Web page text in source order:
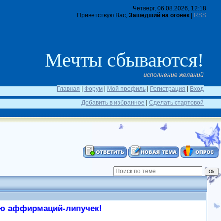
Четверг, 06.08.2026, 12:18
Приветствую Вас, Зашедший на огонек RSS
Мечты сбываются!
исполнение желаний
Главная
Форум Мой профиль Регистрация
Вход
Добавить в избранное
Сделать стартовой
аффирмаций-липучек!